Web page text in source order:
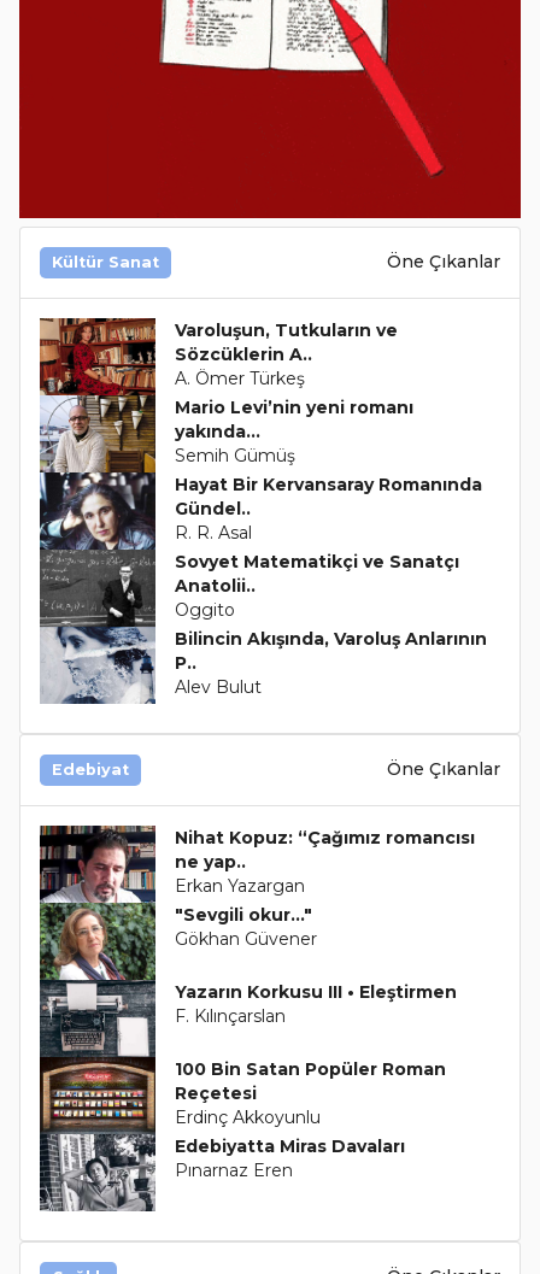
Kültür Sanat Öne Çıkanlar
Varoluşun, Tutkuların ve
Sözcüklerin A..
A. Ömer Türkeş
Mario Levi’nin yeni romanı
yakında...
Semih Gümüş
Hayat Bir Kervansaray Romanında
Gündel..
R. R. Asal
Sovyet Matematikçi ve Sanatçı
Anatolii..
Oggito
Bilincin Akışında, Varoluş Anlarının
P..
Alev Bulut
Edebiyat Öne Çıkanlar
Nihat Kopuz: “Çağımız romancısı
ne yap..
Erkan Yazargan
"Sevgili okur..."
Gökhan Güvener
Yazarın Korkusu III • Eleştirmen
F. Kılınçarslan
100 Bin Satan Popüler Roman
Reçetesi
Erdinç Akkoyunlu
Edebiyatta Miras Davaları
Pınarnaz Eren